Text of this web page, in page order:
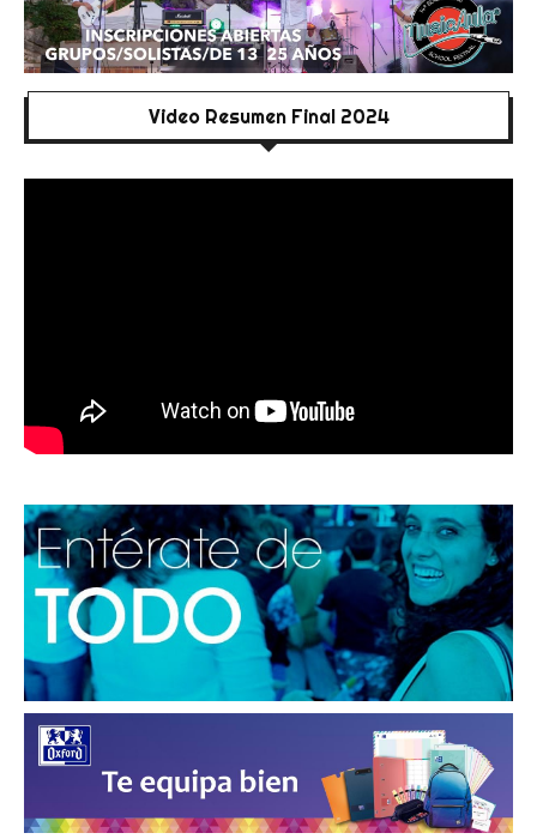
Video Resumen Final 2024